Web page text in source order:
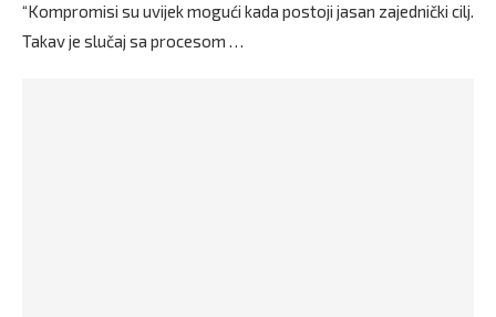
“Kompromisi su uvijek mogući kada postoji jasan zajednički cilj.
Takav je slučaj sa procesom …